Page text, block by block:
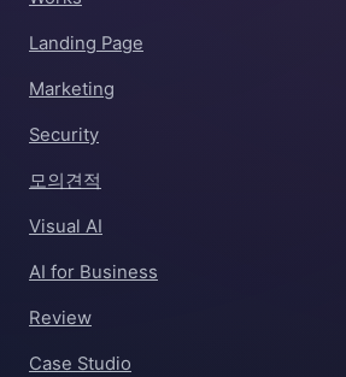
Landing Page
Marketing
Security
모의견적
Visual AI
AI for Business
Review
Case Studio